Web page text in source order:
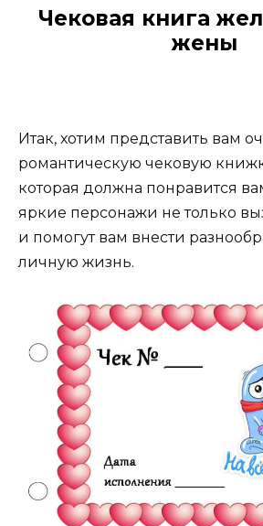
Чековая книга
жены
Итак, хотим представить вам
романтическую чековую
которая должна понравится
яркие персонажи не только
и помогут вам внести
личную жизнь.